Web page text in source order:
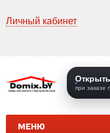
Личный кабинет
МЕНЮ
КЕРАМИЧЕСКАЯ